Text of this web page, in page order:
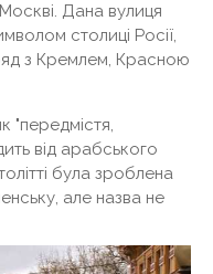
Дана вулиця
столиці Росії,
з Кремлем, Красною
"передмістя,
від арабського
була зроблена
але назва не